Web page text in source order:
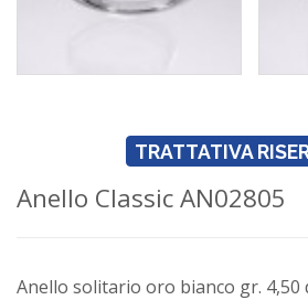
TRATTATIVA
Anello Classic AN02805
Anello solitario oro bianco gr. 4,50